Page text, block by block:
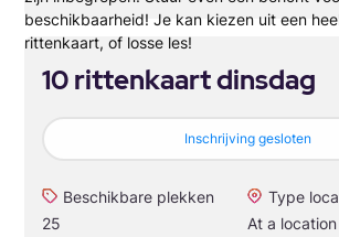
beschikbaarheid! Je kan kiezen uit een
rittenkaart, of losse les!
10 rittenkaart dinsdag
Inschrijving gesloten
Beschikbare plekken
25
Type
At a location